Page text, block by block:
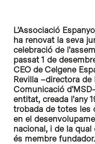
L'Associació
ha renovat la seva
celebració de
passat 1 de
CEO de Celgene
Revilla –directora de
Comunicació
entitat, creada l'any
trobada de totes les
en el
nacional, i de la qual
és membre fundador.